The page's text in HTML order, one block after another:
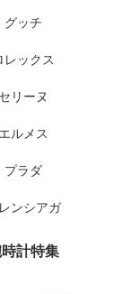
グッチ
レックス
セリーヌ
エルメス
プラダ
ンシアガ
時計特集